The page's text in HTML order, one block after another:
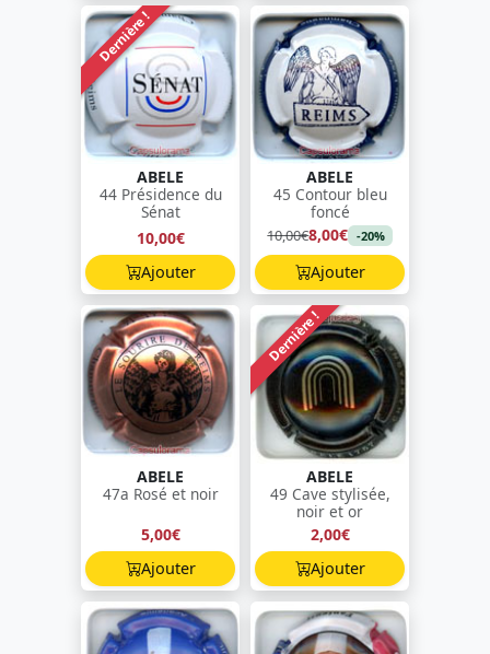
Dernière !
ABELE
44 Présidence du
Sénat
10,00€
Ajouter
ABELE
45 Contour bleu
foncé
10,00€8,00€ -20%
Ajouter
ABELE
47a Rosé et noir
5,00€
Ajouter
Dernière !
ABELE
49 Cave stylisée,
noir et or
2,00€
Ajouter